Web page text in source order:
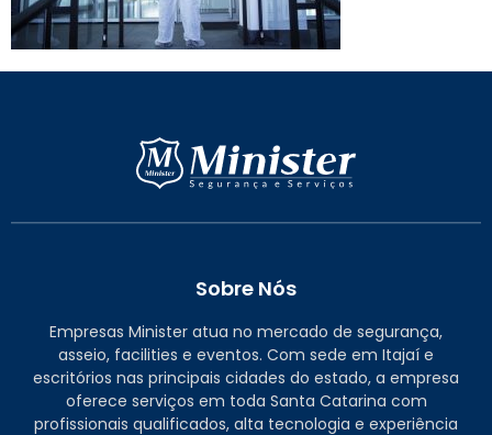
Sobre Nós
Empresas Minister atua no mercado de segurança,
asseio, facilities e eventos. Com sede em Itajaí e
escritórios nas principais cidades do estado, a empresa
oferece serviços em toda Santa Catarina com
profissionais qualificados, alta tecnologia e experiência